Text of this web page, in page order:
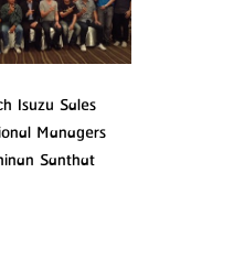
Isuzu Sales
Managers
Santhat